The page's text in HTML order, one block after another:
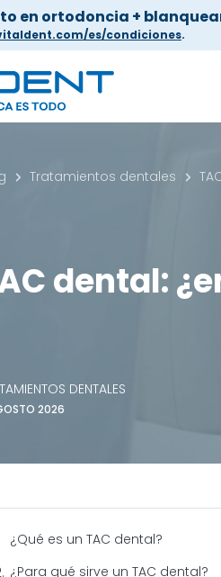
en ortodoncia +
es/condiciones.
Tratamientos dentales
dental:
DENTALES
2026
¿Qué es un TAC dental?
¿Para qué sirve un TAC dental?